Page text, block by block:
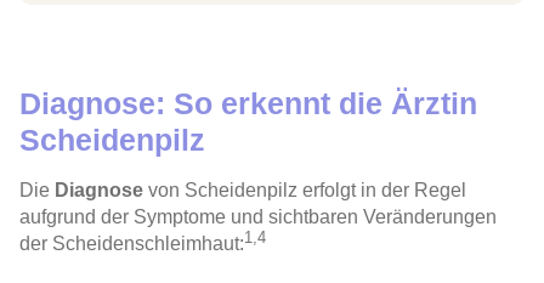
Diagnose: So erkennt die Ärztin
Scheidenpilz
Die Diagnose von Scheidenpilz erfolgt in der Regel
aufgrund der Symptome und sichtbaren Veränderungen
der Scheidenschleimhaut:1,4